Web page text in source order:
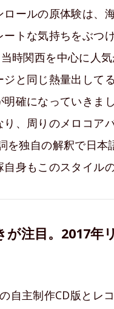
ールの原体験は、
トな気持ちをぶつ
時関西を中心に人
と同じ熱量出して
確になっていきまし
、周りのメロコア
を独自の解釈で日
身もこのスタイル
注目。2017年
自主制作CD版とレ